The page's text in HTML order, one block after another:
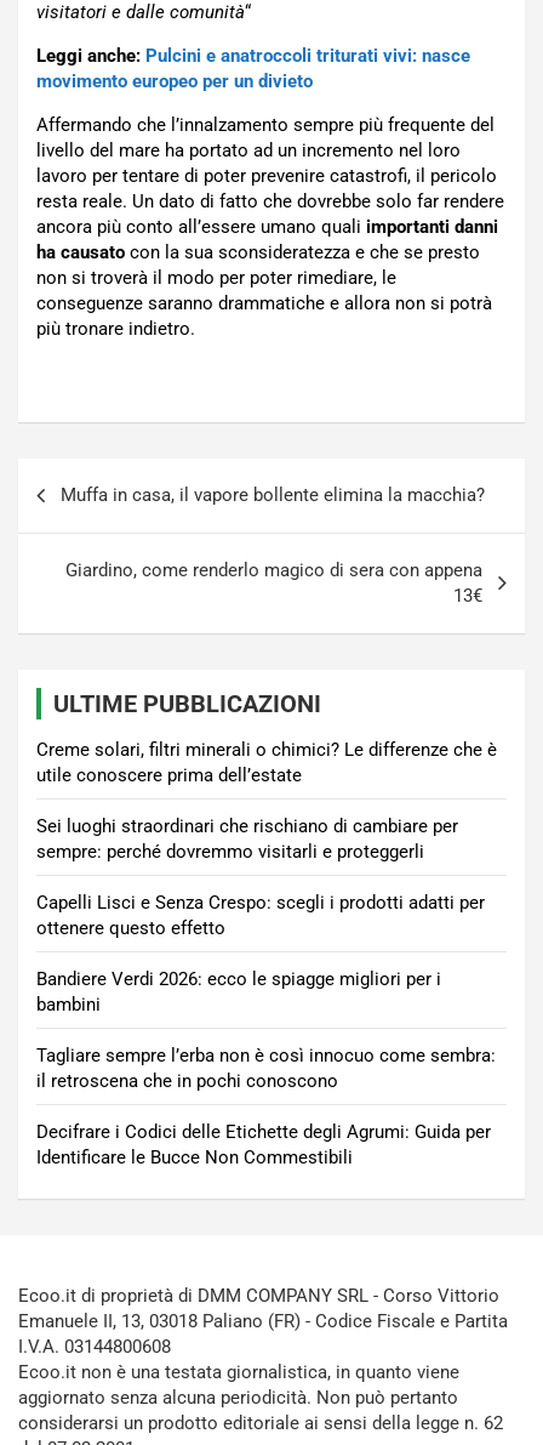
visitatori e dalle comunità“
Leggi anche: Pulcini e anatroccoli triturati vivi: nasce
movimento europeo per un divieto
Affermando che l’innalzamento sempre più frequente del
livello del mare ha portato ad un incremento nel loro
lavoro per tentare di poter prevenire catastrofi, il pericolo
resta reale. Un dato di fatto che dovrebbe solo far rendere
ancora più conto all’essere umano quali importanti danni
ha causato con la sua sconsideratezza e che se presto
non si troverà il modo per poter rimediare, le
conseguenze saranno drammatiche e allora non si potrà
più tronare indietro.
Muffa in casa, il vapore bollente elimina la macchia?
Giardino, come renderlo magico di sera con appena
13€
ULTIME PUBBLICAZIONI
Creme solari, filtri minerali o chimici? Le differenze che è
utile conoscere prima dell’estate
Sei luoghi straordinari che rischiano di cambiare per
sempre: perché dovremmo visitarli e proteggerli
Capelli Lisci e Senza Crespo: scegli i prodotti adatti per
ottenere questo effetto
Bandiere Verdi 2026: ecco le spiagge migliori per i
bambini
Tagliare sempre l’erba non è così innocuo come sembra:
il retroscena che in pochi conoscono
Decifrare i Codici delle Etichette degli Agrumi: Guida per
Identificare le Bucce Non Commestibili
Ecoo.it di proprietà di DMM COMPANY SRL - Corso Vittorio
Emanuele II, 13, 03018 Paliano (FR) - Codice Fiscale e Partita
I.V.A. 03144800608
Ecoo.it non è una testata giornalistica, in quanto viene
aggiornato senza alcuna periodicità. Non può pertanto
considerarsi un prodotto editoriale ai sensi della legge n. 62